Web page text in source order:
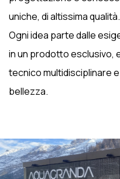
uniche, di altissima qualità.
Ogni idea parte dalle
in un prodotto esclusivo,
tecnico multidisciplinare
bellezza.